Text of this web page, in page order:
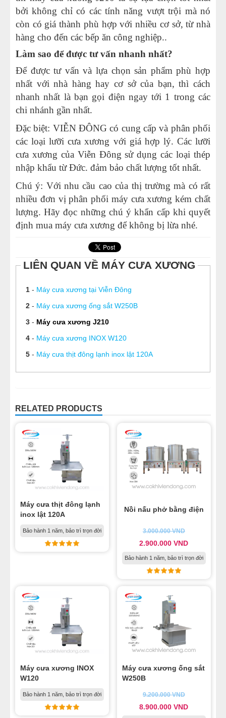
bởi không chỉ có các tính năng vượt trội mà nó
còn có giá thành phù hợp với nhiều cơ sở, từ nhà
hàng cho đến các bếp ăn công nghiệp..
Làm sao để được tư vấn nhanh nhất?
Để được tư vấn và lựa chọn sản phẩm phù hợp
nhất với nhà hàng hay cơ sở của bạn, thì cách
nhanh nhất là bạn gọi điện ngay tới 1 trong các
chi nhánh gần nhất.
Đặc biệt: VIỄN ĐÔNG có cung cấp và phân phối
các loại lưỡi cưa xương với giá hợp lý. Các lưỡi
cưa xương của Viễn Đông sử dụng các loại thép
nhập khẩu từ Đức. đảm bảo chất lượng tốt nhất.
Chú ý: Với nhu cầu cao của thị trường mà có rất
nhiều đơn vị phân phối máy cưa xương kém chất
lượng. Hãy đọc những chú ý khẩn cấp khi quyết
định mua máy cưa xương để không bị lừa nhé.
LIÊN QUAN VỀ MÁY CƯA XƯƠNG
1- Máy cưa xương tại Viễn Đông
2- Máy cưa xương ống sắt W250B
3- Máy cưa xương J210
4- Máy cưa xương INOX W120
5- Máy cưa thịt đông lạnh inox lật 120A
RELATED PRODUCTS
Máy cưa thịt đông lạnh
inox lật 120A
Bảo hành 1 năm, bảo trì trọn đời
Nồi nấu phở bằng điện
3.000.000VND
2.900.000VND
Bảo hành 1 năm, bảo trì trọn đời
Máy cưa xương INOX
W120
Bảo hành 1 năm, bảo trì trọn đời
Máy cưa xương ống sắt
W250B
9.200.000VND
8.900.000VND